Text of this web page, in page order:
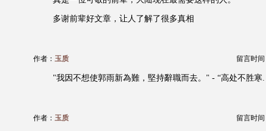
多谢前辈好文章，让人了解了很多真相
作者： 玉质 留言时间
"我因不想使郭雨新為難，堅持辭職而去。" - “高处不胜寒.
作者： 玉质 留言时间